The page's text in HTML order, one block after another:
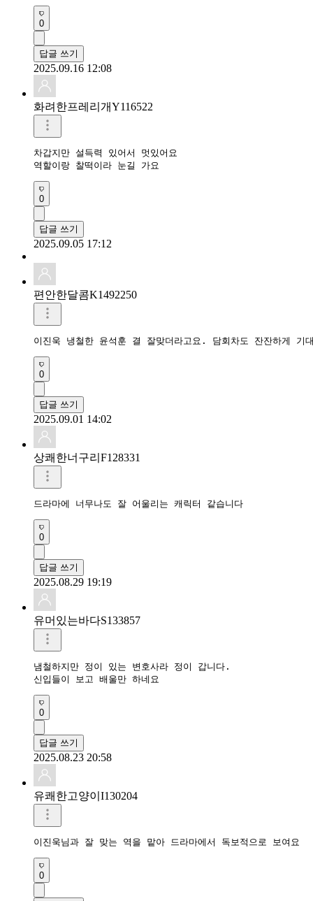
0
답글 쓰기
2025.09.16 12:08
화려한프레리개Y116522
차갑지만 설득력 있어서 멋있어요
역할이랑 찰떡이라 눈길 가요
0
답글 쓰기
2025.09.05 17:12
편안한달콤K1492250
0
답글 쓰기
2025.09.01 14:02
상쾌한너구리F128331
드라마에 너무나도 잘 어울리는 캐릭터 같습니다
0
답글 쓰기
2025.08.29 19:19
유머있는바다S133857
냄철하지만 정이 있는 변호사라 정이 갑니다.
신입들이 보고 배울만 하네요
0
답글 쓰기
2025.08.23 20:58
유쾌한고양이I130204
이진욱님과 잘 맞는 역을 맡아 드라마에서 독보적으로 보여요
0